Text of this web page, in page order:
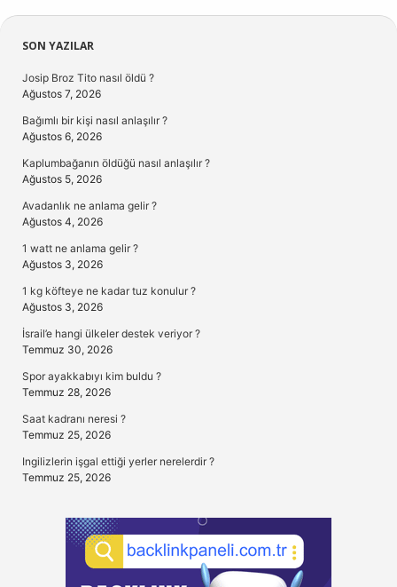
Sidebar
SON YAZILAR
Josip Broz Tito nasıl öldü ?
Ağustos 7, 2026
Bağımlı bir kişi nasıl anlaşılır ?
Ağustos 6, 2026
Kaplumbağanın öldüğü nasıl anlaşılır ?
Ağustos 5, 2026
Avadanlık ne anlama gelir ?
Ağustos 4, 2026
1 watt ne anlama gelir ?
Ağustos 3, 2026
1 kg köfteye ne kadar tuz konulur ?
Ağustos 3, 2026
İsrail’e hangi ülkeler destek veriyor ?
Temmuz 30, 2026
Spor ayakkabıyı kim buldu ?
Temmuz 28, 2026
Saat kadranı neresi ?
Temmuz 25, 2026
Ingilizlerin işgal ettiği yerler nerelerdir ?
Temmuz 25, 2026